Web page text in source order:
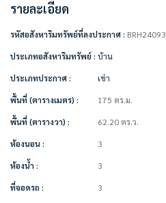
– ค่าเช่าเดือนแรก 1 เดือน = 30,000 บาท
– ค่าประกัน 2 เดือน = 60,000 บาท
– รวมเป็นเงิน 90,000 บาท
=====================
เฟอร์นิเจอร์ครบตามภาพ/ตกแต่งพร้อมอยู่
สิ่งอำนวยความสะดวกในโครงการ
• คลับเฮาส์
• สระเด็ก
• ห้องฟิตเนส
• สนามเด็กเล่น
รายละเอียด
รหัสอสังหาริมทรัพย์ที่ลงประกาศ : BRH24093
ประเภทอสังหาริมทรัพย์ : บ้าน
ประเภทประกาศ :
เช่า
พื้นที่ (ตารางเมตร) :
175 ตร.ม.
พื้นที่ (ตารางวา) :
62.20 ตร.ว.
ห้องนอน :
3
ห้องน้ำ :
3
ที่จอดรถ :
3